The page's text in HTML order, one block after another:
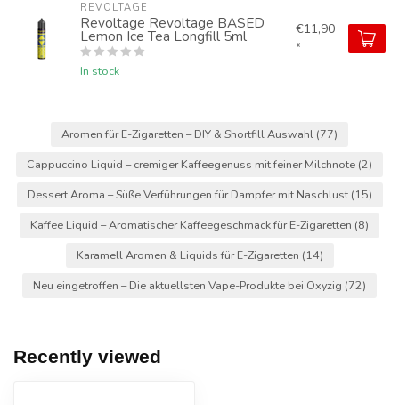
REVOLTAGE
Revoltage Revoltage BASED
Lemon Ice Tea Longfill 5ml
In stock
€11,90
*
Aromen für E-Zigaretten – DIY & Shortfill Auswahl (77)
Cappuccino Liquid – cremiger Kaffeegenuss mit feiner Milchnote (2)
Dessert Aroma – Süße Verführungen für Dampfer mit Naschlust (15)
Kaffee Liquid – Aromatischer Kaffeegeschmack für E-Zigaretten (8)
Karamell Aromen & Liquids für E-Zigaretten (14)
Neu eingetroffen – Die aktuellsten Vape-Produkte bei Oxyzig (72)
Recently viewed